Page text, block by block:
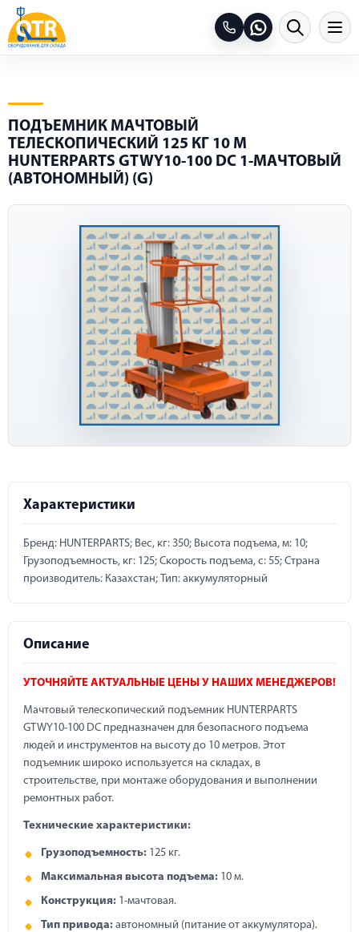
ПОДЪЕМНИК МАЧТОВЫЙ
ТЕЛЕСКОПИЧЕСКИЙ 125 КГ 10 М
HUNTERPARTS GTWY10-100 DC 1-МАЧТОВЫЙ
(АВТОНОМНЫЙ) (G)
Характеристики
Бренд: HUNTERPARTS; Вес, кг: 350; Высота подъема, м: 10;
Грузоподъемность, кг: 125; Скорость подъема, с: 55; Страна
производитель: Казахстан; Тип: аккумуляторный
Описание
УТОЧНЯЙТЕ АКТУАЛЬНЫЕ ЦЕНЫ У НАШИХ МЕНЕДЖЕРОВ!
Мачтовый телескопический подъемник HUNTERPARTS
GTWY10-100 DC предназначен для безопасного подъема
людей и инструментов на высоту до 10 метров. Этот
подъемник широко используется на складах, в
строительстве, при монтаже оборудования и выполнении
ремонтных работ.
Технические характеристики:
Грузоподъемность: 125 кг.
Максимальная высота подъема: 10 м.
Конструкция: 1-мачтовая.
Тип привода: автономный (питание от аккумулятора).